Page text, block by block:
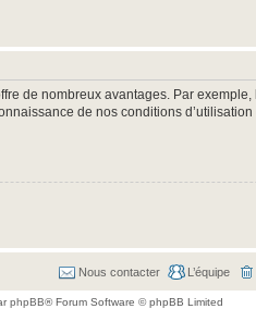
de nombreux avantages. Par
de nos conditions
L’équipe
Nous contacter
phpBB® Forum Software © phpBB Limited